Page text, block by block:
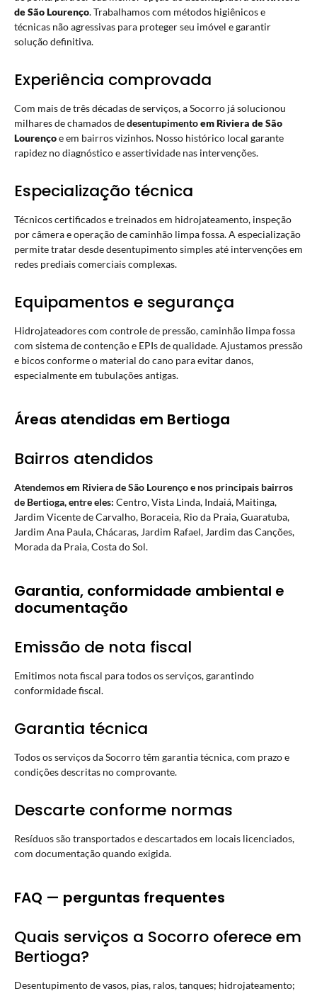
de São Lourenço. Trabalhamos com métodos higiênicos e
técnicas não agressivas para proteger seu imóvel e garantir
solução definitiva.
Experiência comprovada
Com mais de três décadas de serviços, a Socorro já solucionou
milhares de chamados dedesentupimentoem Riviera de São
Lourençoe em bairros vizinhos. Nosso histórico local garante
rapidez no diagnóstico e assertividade nas intervenções.
Especialização técnica
Técnicos certificados e treinados em hidrojateamento, inspeção
por câmera e operação de caminhão limpa fossa. A especialização
permite tratar desde desentupimentosimples até intervenções em
redes prediais comerciais complexas.
Equipamentos e segurança
Hidrojateadores com controle de pressão, caminhão limpa fossa
com sistema de contenção e EPIs de qualidade. Ajustamos pressão
e bicos conforme o material do cano para evitar danos,
especialmente em tubulações antigas.
Áreas atendidas em Bertioga
Bairros atendidos
Atendemos em Riviera de São Lourenço e nos principais bairros
de Bertioga, entre eles: Centro, Vista Linda, Indaiá, Maitinga,
Jardim Vicente de Carvalho, Boraceia, Rio da Praia, Guaratuba,
Jardim Ana Paula, Chácaras, Jardim Rafael, Jardim das Canções,
Morada da Praia, Costa do Sol.
Garantia, conformidade ambiental e
documentação
Emissão de nota fiscal
Emitimos nota fiscal para todos os serviços, garantindo
conformidade fiscal.
Garantia técnica
Todos os serviços da Socorro têm garantia técnica, com prazo e
condições descritas no comprovante.
Descarte conforme normas
Resíduos são transportados e descartados em locais licenciados,
com documentação quando exigida.
FAQ — perguntas frequentes
Quais serviços a Socorro oferece em
Bertioga?
Desentupimento de vasos, pias, ralos, tanques; hidrojateamento;